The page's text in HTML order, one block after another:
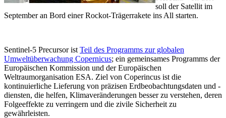
soll der Satellit im
September an Bord einer Rockot-Trägerrakete ins All starten.
Sentinel-5 Precursor ist Teil des Programms zur globalen
Umweltüberwachung Copernicus; ein gemeinsames Programms der
Europäischen Kommission und der Europäischen
Weltraumorganisation ESA. Ziel von Coperincus ist die
kontinuierliche Lieferung von präzisen Erdbeobachtungsdaten und -
diensten, die helfen, Klimaveränderungen besser zu verstehen, deren
Folgeeffekte zu verringern und die zivile Sicherheit zu
gewährleisten.